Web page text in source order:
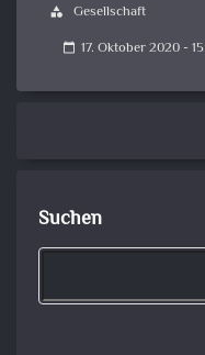
category Gesellschaft
calendar_today 17. Oktober 2020 -
Suchen